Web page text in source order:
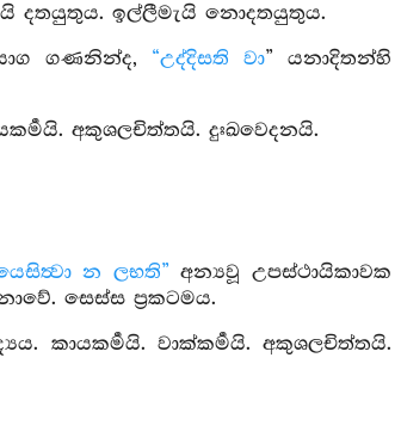
දතයුතුය. ඉල්ලීමැයි නොදතයුතුය.
ගණනින්ද, “උද්දිසති වා” යනාදිතන්හි
අකුශලචිත්තයි. දුඃඛවෙදනයි.
න ලභති” අන්‍යවූ උපස්ථායිකාවක
සෙස්ස ප්‍රකටමය.
කායකර්‍මයි. වාක්කර්‍මයි. අකුශලචිත්තයි.